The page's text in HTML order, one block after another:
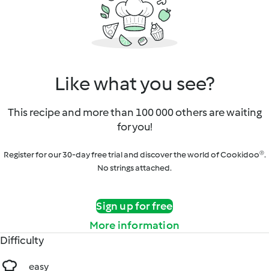
Like what you see?
This recipe and more than 100 000 others are waiting
for you!
Register for our 30-day free trial and discover the world of Cookidoo®.
No strings attached.
Sign up for free
More information
Difficulty
easy